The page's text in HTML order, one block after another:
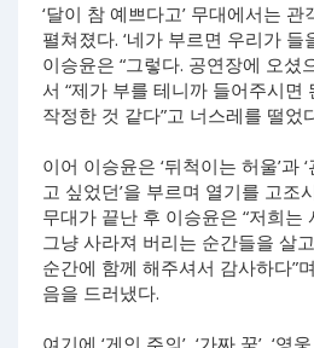
‘달이 참 예쁘다고’ 무대에서는
펼쳐졌다. ‘네가 부르면 우리가 들
이승윤은 “그렇다. 공연장에 오셨
서 “제가 부를 테니까 들어주시면
작정한 것 같다”고 너스레를 떨었
이어 이승윤은 ‘뒤척이는 허울’과
고 싶었던’을 부르며 열기를 고조
무대가 끝난 후 이승윤은 “저희는
그냥 사라져 버리는 순간들을 살
순간에 함께 해주셔서 감사하다”
음을 드러냈다.